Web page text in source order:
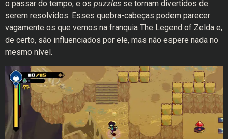
o passar do tempo, e os puzzles se tornam divertidos de
serem resolvidos. Esses quebra-cabeças podem parecer
vagamente os que vemos na franquia The Legend of Zelda e,
de certo, são influenciados por ele, mas não espere nada no
mesmo nível.